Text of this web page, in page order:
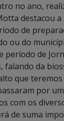
no ano,
destacou
de
ou do
período de
falando da
que
por
com os
de suma